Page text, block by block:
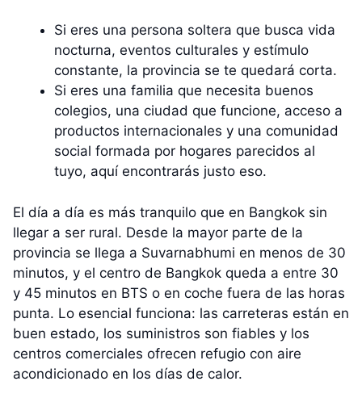
Si eres una persona soltera que busca vida
nocturna, eventos culturales y estímulo
constante, la provincia se te quedará corta.
Si eres una familia que necesita buenos
colegios, una ciudad que funcione, acceso a
productos internacionales y una comunidad
social formada por hogares parecidos al
tuyo, aquí encontrarás justo eso.
El día a día es más tranquilo que en Bangkok sin
llegar a ser rural. Desde la mayor parte de la
provincia se llega a Suvarnabhumi en menos de 30
minutos, y el centro de Bangkok queda a entre 30
y 45 minutos en BTS o en coche fuera de las horas
punta. Lo esencial funciona: las carreteras están en
buen estado, los suministros son fiables y los
centros comerciales ofrecen refugio con aire
acondicionado en los días de calor.